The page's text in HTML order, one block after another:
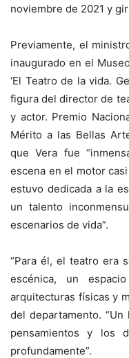
noviembre de 2021 y
Previamente, el
inaugurado en el
‘El Teatro de la vida.
figura del director de
y actor. Premio
Mérito a las Bellas
que Vera fue
escena en el motor
estuvo dedicada a la
un talento
escenarios de vida”.
“Para él, el teatro era
escénica, un
arquitecturas físicas y
del departamento.
pensamientos y los
profundamente”.